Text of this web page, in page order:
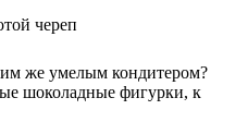
же умелым кондитером?
шоколадные фигурки, к